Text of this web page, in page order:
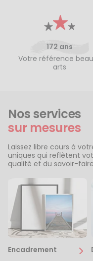
172 ans
Votre référence
arts
Nos services
sur mesures
Laissez libre cours à
uniques qui reflètent
qualité et du savoir-
Encadrement